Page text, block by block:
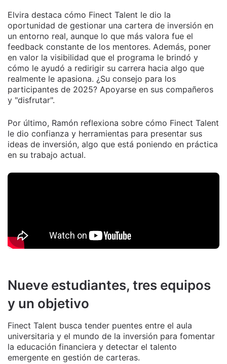
Elvira destaca cómo Finect Talent le dio la
oportunidad de gestionar una cartera de inversión en
un entorno real, aunque lo que más valora fue el
feedback constante de los mentores. Además, poner
en valor la visibilidad que el programa le brindó y
cómo le ayudó a redirigir su carrera hacia algo que
realmente le apasiona. ¿Su consejo para los
participantes de 2025? Apoyarse en sus compañeros
y "disfrutar".
Por último, Ramón reflexiona sobre cómo Finect Talent
le dio confianza y herramientas para presentar sus
ideas de inversión, algo que está poniendo en práctica
en su trabajo actual.
Nueve estudiantes, tres equipos
y un objetivo
Finect Talent busca tender puentes entre el aula
universitaria y el mundo de la inversión para fomentar
la educación financiera y detectar el talento
emergente en gestión de carteras.